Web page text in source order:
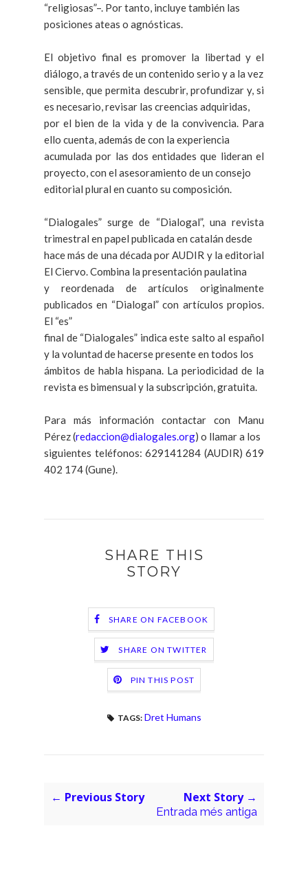
“religiosas”–. Por tanto, incluye también las
posiciones ateas o agnósticas.
El objetivo final es promover la libertad y el
diálogo, a través de un contenido serio y a la vez
sensible, que permita descubrir, profundizar y, si
es necesario, revisar las creencias adquiridas,
por el bien de la vida y de la convivencia. Para
ello cuenta, además de con la experiencia
acumulada por las dos entidades que lideran el
proyecto, con el asesoramiento de un consejo
editorial plural en cuanto su composición.
“Dialogales” surge de “Dialogal”, una revista
trimestral en papel publicada en catalán desde
hace más de una década por AUDIR y la editorial
El Ciervo. Combina la presentación paulatina
y reordenada de artículos originalmente
publicados en “Dialogal” con artículos propios.
El “es”
final de “Dialogales” indica este salto al español
y la voluntad de hacerse presente en todos los
ámbitos de habla hispana. La periodicidad de la
revista es bimensual y la subscripción, gratuita.
Para más información contactar con Manu
Pérez (redaccion@dialogales.org) o llamar a los
siguientes teléfonos: 629141284 (AUDIR) 619
402 174 (Gune).
SHARE THIS
STORY
SHARE ON FACEBOOK
SHARE ON TWITTER
PIN THIS POST
TAGS: Dret Humans
← Previous Story Next Story →
Entrada més antiga